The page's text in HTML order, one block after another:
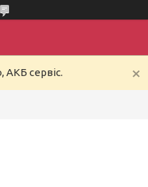
АКБ сервіс.